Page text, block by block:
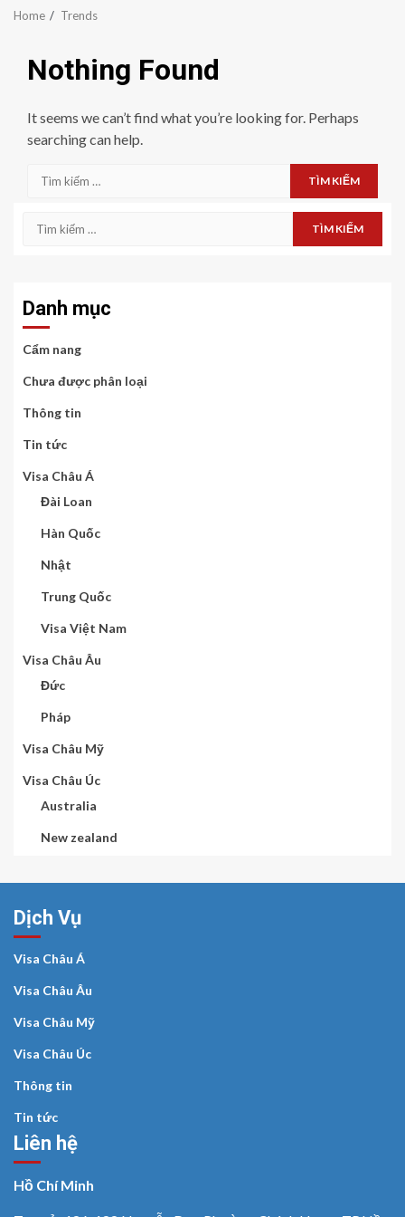
Home Trends
Nothing Found
It seems we can’t find what you’re looking for. Perhaps
searching can help.
Tìm
Tìm
Danh mục
Cẩm nang
Chưa được phân loại
Thông tin
Tin tức
Visa Châu Á
Đài Loan
Hàn Quốc
Nhật
Trung Quốc
Visa Việt Nam
Visa Châu Âu
Đức
Pháp
Visa Châu Mỹ
Visa Châu Úc
Australia
New zealand
Dịch Vụ
Visa Châu Á
Visa Châu Âu
Visa Châu Mỹ
Visa Châu Úc
Thông tin
Tin tức
Liên hệ
Hồ Chí Minh